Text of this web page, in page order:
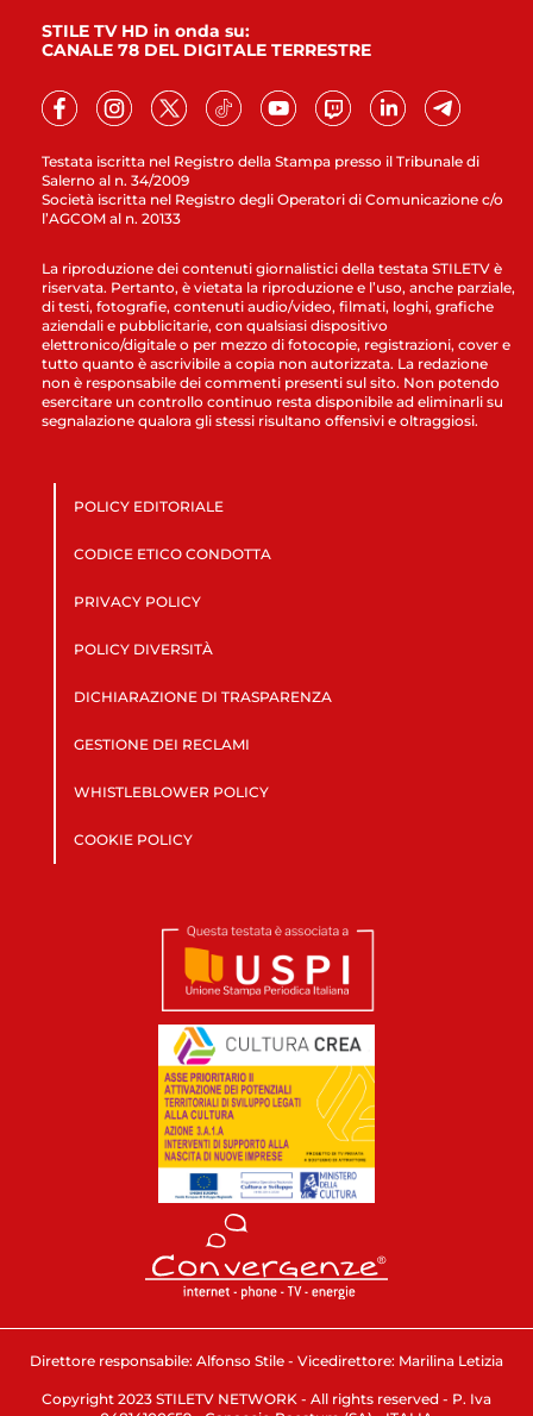
Testata iscritta nel Registro della Stampa presso il Tribunale di
Salerno al n. 34/2009
Società iscritta nel Registro degli Operatori di Comunicazione c/o
l’AGCOM al n. 20133
STILE TV HD in onda su:
CANALE 78 DEL DIGITALE TERRESTRE
La riproduzione dei contenuti giornalistici della testata STILETV è
riservata. Pertanto, è vietata la riproduzione e l’uso, anche parziale,
di testi, fotografie, contenuti audio/video, filmati, loghi, grafiche
aziendali e pubblicitarie, con qualsiasi dispositivo
elettronico/digitale o per mezzo di fotocopie, registrazioni, cover e
tutto quanto è ascrivibile a copia non autorizzata. La redazione
non è responsabile dei commenti presenti sul sito. Non potendo
esercitare un controllo continuo resta disponibile ad eliminarli su
segnalazione qualora gli stessi risultano offensivi e oltraggiosi.
POLICY EDITORIALE
CODICE ETICO CONDOTTA
PRIVACY POLICY
POLICY DIVERSITÀ
DICHIARAZIONE DI TRASPARENZA
GESTIONE DEI RECLAMI
WHISTLEBLOWER POLICY
COOKIE POLICY
Direttore responsabile: Alfonso Stile - Vicedirettore: Marilina Letizia
Copyright 2023 STILETV NETWORK - All rights reserved - P. Iva